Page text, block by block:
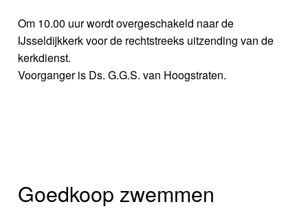
Om 10.00 uur wordt overgeschakeld naar de
IJsseldijkkerk voor de rechtstreeks uitzending van de
kerkdienst.
Voorganger is Ds. G.G.S. van Hoogstraten.
Goedkoop zwemmen